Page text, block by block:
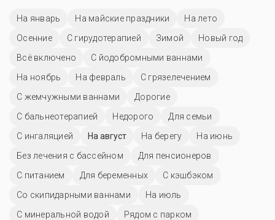
На январь На майские праздники
На лето
Осенние
С гирудотерапией Зимой
Новый год
Всё включено
С йодобромными ваннами
На ноябрь
На февраль
С грязелечением
С жемчужными ваннами
Дорогие
С бальнеотерапией
Недорого
Для семьи
С ингаляцией
На август На берегу
На июнь
Без лечения с бассейном
Для пенсионеров
С питанием
Для беременных
С кэшбэком
Со скипидарными ваннами
На июль
С минеральной водой
Рядом с парком